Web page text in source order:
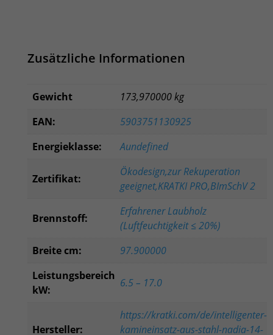
Zusätzliche Informationen
Gewicht
173,970000 kg
EAN:
5903751130925
Energieklasse:
Aundefined
Zertifikat:
Ökodesign,zur Rekuperation
geeignet,KRATKI PRO,BImSchV 2
Brennstoff:
Erfahrener Laubholz
(Luftfeuchtigkeit ≤ 20%)
Breite cm:
97.900000
Leistungsbereich
kW:
6.5 – 17.0
Hersteller:
https://kratki.com/de/intelligenter-
kamineinsatz-aus-stahl-nadia-14-